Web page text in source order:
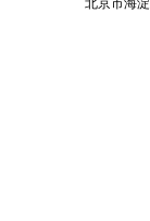
北京市海